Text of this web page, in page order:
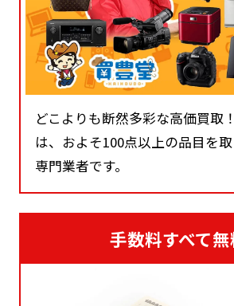
どこよりも断然多彩な高価買取
は、およそ100点以上の品目を
専門業者です。
手数料すべて